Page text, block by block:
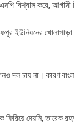
বিশ্বাস করে, আগামী
ইউনিয়নের
চায় না। কারণ
দেয়নি, তারেক